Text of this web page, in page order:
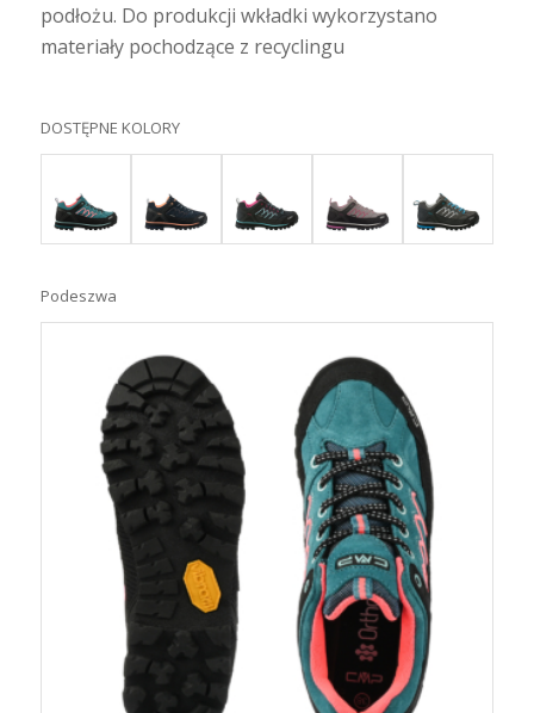
podłożu. Do produkcji wkładki wykorzystano
materiały pochodzące z recyclingu
DOSTĘPNE KOLORY
Podeszwa